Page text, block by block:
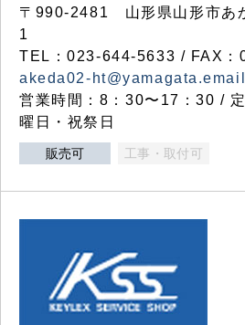
〒990-2481 山形県山形市あ
1
TEL：023-644-5633 / FAX
akeda02-
営業時間：8：30〜17：30 /
曜日・祝祭日
販売可 工事・取付可